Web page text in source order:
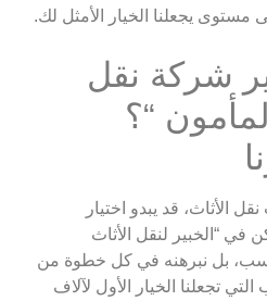
مستوى يجعلنا الخيار الأمثل لك.
شركة نقل
“؟
قد يبدو اختيار
في “الخبير لنقل الأثاث
بل نبرهنه في كل خطوة من
تجعلنا الخيار الأول لآلاف